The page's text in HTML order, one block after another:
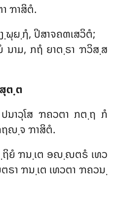
ຠາສິຕໍ.
ຆຸຏ຺ຐໍ, ປິສາຈຄຓເສວິຕໍ;
ນາມ, ກຖໍ ຍາຕ຺ຣາ ຠວິສ຺ສ
ຕ຺ຕ
ປນາວຸໂສ ຠຄວຕາ ກຕ຺ຖ ກໍ
ຎ຺ຈ ຠາສິຕໍ.
ຍໍ ຠນ຺ເຕ ອຎ຺ຎຕຣໍ ເທວ
າ ຠນ຺ເຕ ເທວຕາ ຠຄວນ຺